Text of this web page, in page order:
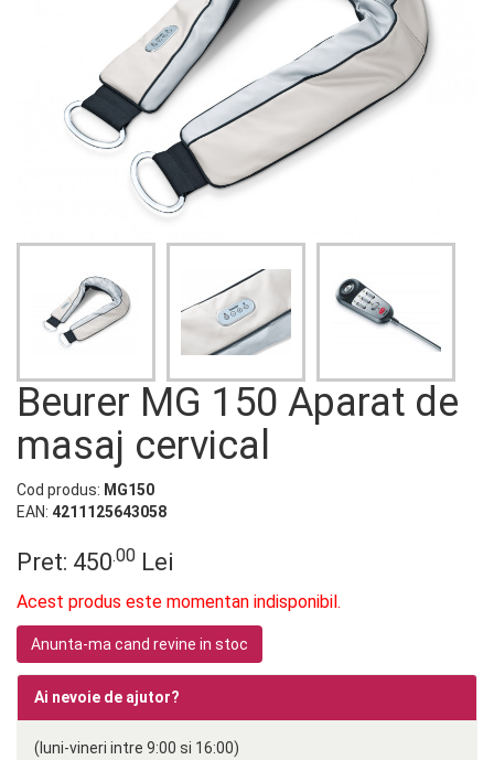
Beurer MG 150 Aparat de
masaj cervical
Cod produs: MG150
EAN: 4211125643058
Pret: 450.00 Lei
Acest produs este momentan indisponibil.
Anunta-ma cand revine in stoc
Ai nevoie de ajutor?
(luni-vineri intre 9:00 si 16:00)